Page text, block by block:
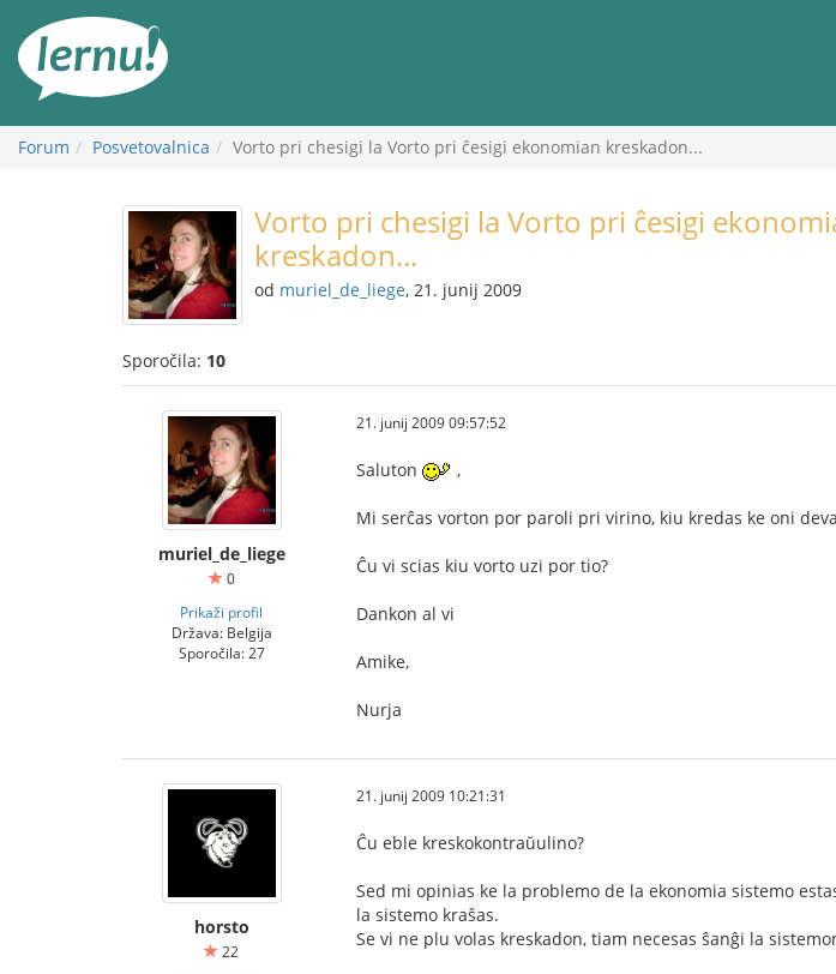
vsebini
Forum Posvetovalnica Vorto pri chesigi la Vorto pri ĉesigi ekonomian kreskadon...
Vorto pri chesigi la Vorto pri ĉesigi
kreskadon...
od muriel_de_liege, 21. junij 2009
Sporočila: 10
muriel_de_liege
0
Prikaži profil
Država: Belgija
Sporočila: 27
21. junij 2009 09:57:52
Saluton ,
Mi serĉas vorton por paroli pri virino, kiu kredas ke oni
Ĉu vi scias kiu vorto uzi por tio?
Dankon al vi
Amike,
Nurja
horsto
22
21. junij 2009 10:21:31
Ĉu eble kreskokontraŭulino?
Sed mi opinias ke la problemo de la ekonomia sistemo
la sistemo kraŝas.
Se vi ne plu volas kreskadon, tiam necesas ŝanĝi la